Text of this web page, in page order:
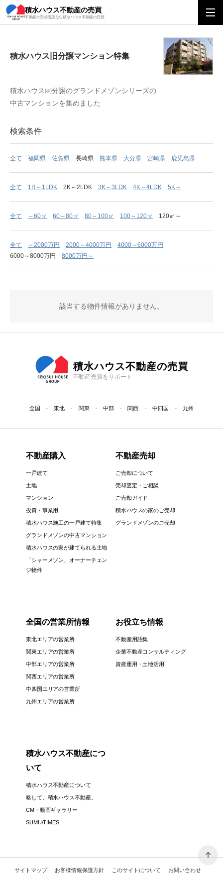
積水ハウス不動産の売買
不動産の売却査定なら積水ハウス不動産の売買
積水ハウス旧分譲マンション特集
積水ハウス旧分譲マンション特集
積水ハウス㈱分譲のグランドメゾンシリーズの
中古マンションを集めました
検索条件
全て 福岡県 佐賀県 長崎県 熊本県 大分県 宮崎県 鹿児島県
全て 1R～1LDK 2K～2LDK 3K～3LDK 4K～4LDK 5K～
全て ～60㎡ 60～80㎡ 80～100㎡ 100～120㎡ 120㎡～
全て ～2000万円 2000～4000万円
4000～6000万円
6000～8000万円
8000万円～
該当する物件情報がありません。
積水ハウス不動産の売買
不動産売買をサポート
全国 東北 関東 中部 関西 中四国 九州
不動産購入
一戸建て
土地
マンション
投資・事業用
積水ハウス施工の一戸建て特集
グランドメゾンの中古マンション
積水ハウスの家が建てられる土地
「シャーメゾン」オーナーチェン
ジ物件
不動産売却
ご売却について
売却査定・ご相談
ご売却ガイド
積水ハウスの家のご売却
グランドメゾンのご売却
全国の営業所情報
東北エリアの営業所
関東エリアの営業所
中部エリアの営業所
関西エリアの営業所
中四国エリアの営業所
九州エリアの営業所
お役立ち情報
不動産用語集
企業不動産コンサルティング
資産運用・土地活用
積水ハウス不動産につ
いて
積水ハウス不動産について
略して、積水ハウス不動産。
CM・動画ギャラリー
SUMU/TIMES
サイトマップ お客様情報保護方針 このサイトについて お問い合わせ